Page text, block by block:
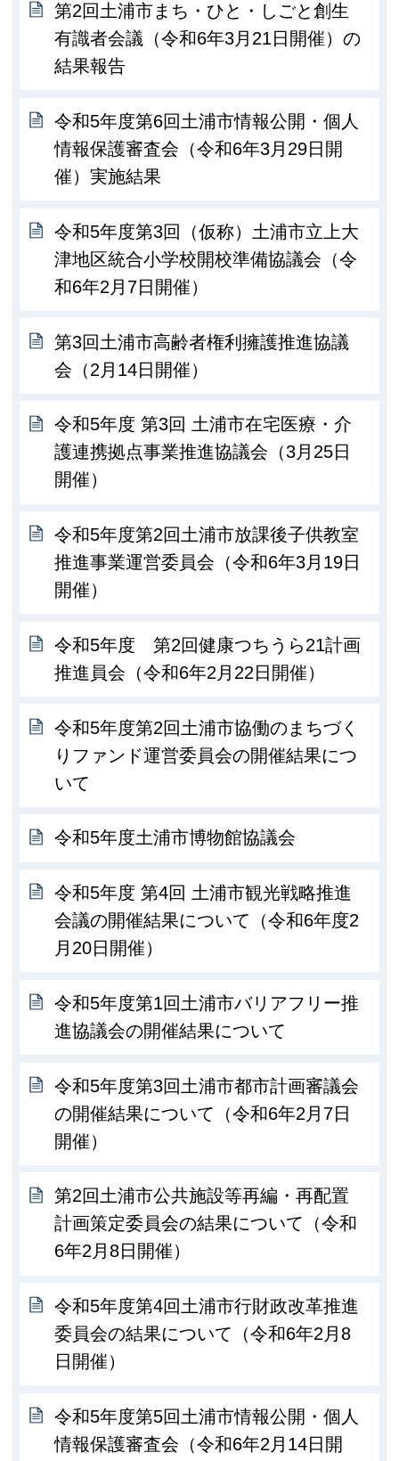
第2回土浦市まち・ひと・しごと創生
有識者会議（令和6年3月21日開催）の
結果報告
令和5年度第6回土浦市情報公開・個人
情報保護審査会（令和6年3月29日開
催）実施結果
令和5年度第3回（仮称）土浦市立上大
津地区統合小学校開校準備協議会（令
和6年2月7日開催）
第3回土浦市高齢者権利擁護推進協議
会（2月14日開催）
令和5年度 第3回 土浦市在宅医療・介
護連携拠点事業推進協議会（3月25日
開催）
令和5年度第2回土浦市放課後子供教室
推進事業運営委員会（令和6年3月19日
開催）
令和5年度 第2回健康つちうら21計画
推進員会（令和6年2月22日開催）
令和5年度第2回土浦市協働のまちづく
りファンド運営委員会の開催結果につ
いて
令和5年度土浦市博物館協議会
令和5年度 第4回 土浦市観光戦略推進
会議の開催結果について（令和6年度2
月20日開催）
令和5年度第1回土浦市バリアフリー推
進協議会の開催結果について
令和5年度第3回土浦市都市計画審議会
の開催結果について（令和6年2月7日
開催）
第2回土浦市公共施設等再編・再配置
計画策定委員会の結果について（令和
6年2月8日開催）
令和5年度第4回土浦市行財政改革推進
委員会の結果について（令和6年2月8
日開催）
令和5年度第5回土浦市情報公開・個人
情報保護審査会（令和6年2月14日開